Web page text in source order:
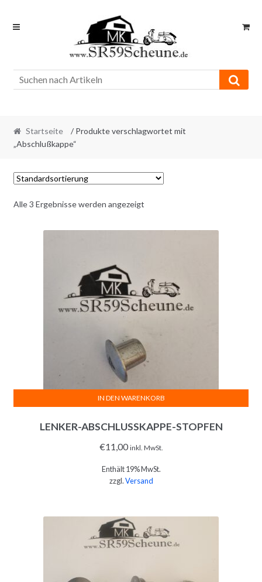
Skip
Skip
Startseite
/ Produkte verschlagwortet mit
„Abschlußkappe“
Alle 3 Ergebnisse werden angezeigt
LENKER-ABSCHLUSSKAPPE-STOPFEN
€11,00 inkl. MwSt.
Enthält 19% MwSt.
zzgl.Versand
IN DEN WARENKORB